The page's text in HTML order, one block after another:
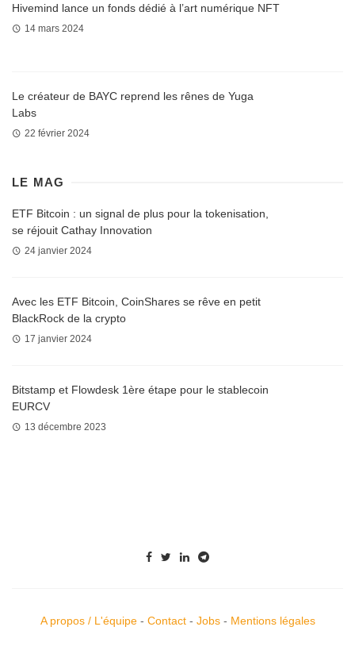
Hivemind lance un fonds dédié à l’art numérique NFT
14 mars 2024
Le créateur de BAYC reprend les rênes de Yuga
Labs
22 février 2024
LE MAG
ETF Bitcoin : un signal de plus pour la tokenisation,
se réjouit Cathay Innovation
24 janvier 2024
Avec les ETF Bitcoin, CoinShares se rêve en petit
BlackRock de la crypto
17 janvier 2024
Bitstamp et Flowdesk 1ère étape pour le stablecoin
EURCV
13 décembre 2023
A propos / L'équipe- Contact- Jobs- Mentions légales